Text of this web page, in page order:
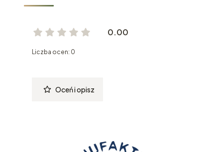
0.00
Liczba ocen: 0
Oceń i opisz